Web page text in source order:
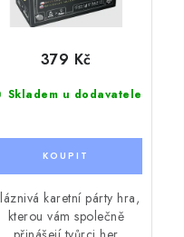
Skladem u dodavatele
379 Kč
karetní párty hra,
kterou vám společně